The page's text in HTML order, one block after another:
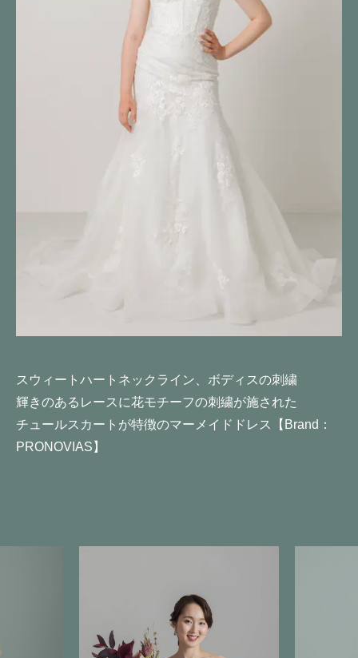
スウィートハートネックライン、ボディスの刺繍
輝きのあるレースに花モチーフの刺繍が施された
チュールスカートが特徴のマーメイドドレス【Brand：
PRONOVIAS】